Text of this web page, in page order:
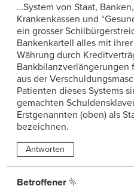
…System von Staat,
Krankenkassen und
ein grosser
Bankenkartell alles mit
Währung durch
Bankbilanzverlängerungen
aus der
Patienten dieses Systems
gemachten
Erstgenannten (oben) als
bezeichnen.
Antworten
Betroffener